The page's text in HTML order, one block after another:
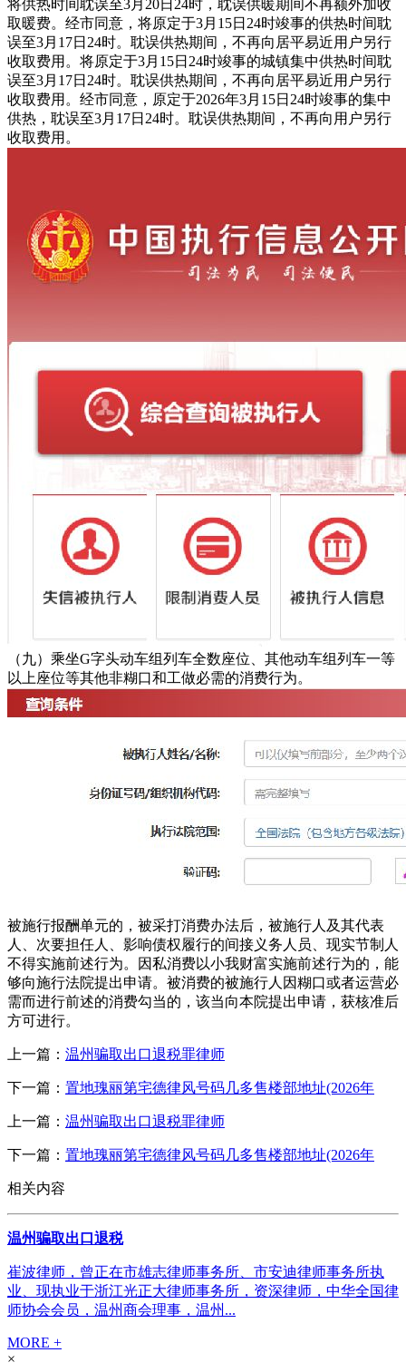
将供热时间耽误至3月20日24时，耽误供暖期间不再额外加收
取暖费。经市同意，将原定于3月15日24时竣事的供热时间耽
误至3月17日24时。耽误供热期间，不再向居平易近用户另行
收取费用。将原定于3月15日24时竣事的城镇集中供热时间耽
误至3月17日24时。耽误供热期间，不再向居平易近用户另行
收取费用。经市同意，原定于2026年3月15日24时竣事的集中
供热，耽误至3月17日24时。耽误供热期间，不再向用户另行
收取费用。
（九）乘坐G字头动车组列车全数座位、其他动车组列车一等
以上座位等其他非糊口和工做必需的消费行为。
被施行报酬单元的，被采打消费办法后，被施行人及其代表
人、次要担任人、影响债权履行的间接义务人员、现实节制人
不得实施前述行为。因私消费以小我财富实施前述行为的，能
够向施行法院提出申请。被消费的被施行人因糊口或者运营必
需而进行前述的消费勾当的，该当向本院提出申请，获核准后
方可进行。
上一篇： 温州骗取出口退税罪律师
下一篇： 置地瑰丽第宅德律风号码几多售楼部地址(2026年
上一篇： 温州骗取出口退税罪律师
下一篇： 置地瑰丽第宅德律风号码几多售楼部地址(2026年
相关内容
温州骗取出口退税
崔波律师，曾正在市雄志律师事务所、市安迪律师事务所执
业、现执业于浙江光正大律师事务所，资深律师，中华全国律
师协会会员，温州商会理事，温州...
MORE +
×